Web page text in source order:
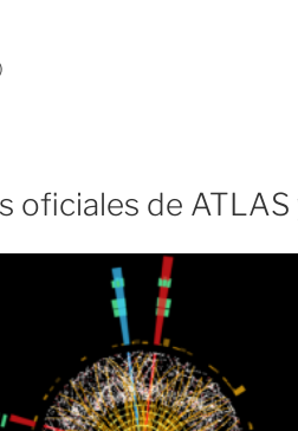
oficiales de ATLAS